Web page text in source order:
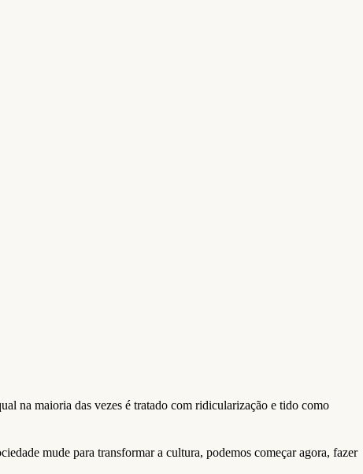
na maioria das vezes é tratado com ridicularização e tido como
mude para transformar a cultura, podemos começar agora, fazer